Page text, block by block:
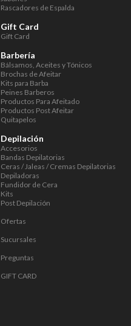
Rascadores de Espalda
Gift Card
Gift Card
Barbería
Bálsamos, Aceites y Tónicos
Brochas de Afeitar
Kits para Barba
Peines Barberos
Productos Para Afeitado
Productos Post Afeitar
Quitapelos
Depilación
Accesorios
Bandas Depilatorias
Ceras / Jaleas / Cremas Depilatorias
Depiladoras
Fundidor de Cera
Kits
Post Depilación
Ofertas
Sucursales
Preguntas
GIFT CARD